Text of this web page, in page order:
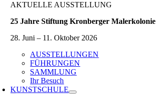
AKTUELLE AUSSTELLUNG
25 Jahre Stiftung Kronberger Malerkolonie
28. Juni – 11. Oktober 2026
AUSSTELLUNGEN
FÜHRUNGEN
SAMMLUNG
Ihr Besuch
KUNSTSCHULE